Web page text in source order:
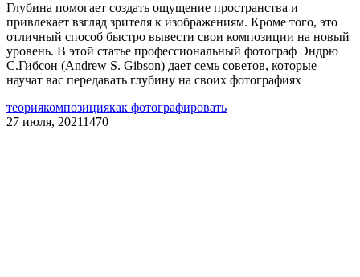
Глубина помогает создать ощущение пространства и
привлекает взгляд зрителя к изображениям. Кроме того, это
отличный способ быстро вывести свои композиции на новый
уровень. В этой статье профессиональный фотограф Эндрю
С.Гибсон (Andrew S. Gibson) дает семь советов, которые
научат вас передавать глубину на своих фотографиях
теориякомпозициякак фотографировать
27 июля, 20211470